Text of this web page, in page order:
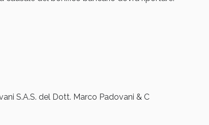
S.A.S. del Dott. Marco Padovani & C